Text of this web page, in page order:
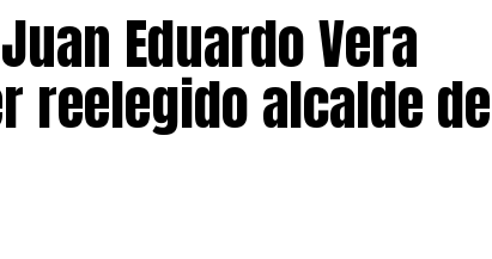
Eduardo Vera
reelegido alcalde de